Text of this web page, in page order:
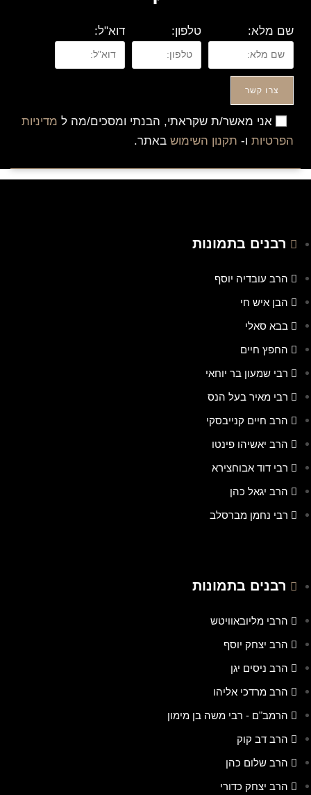
שם מלא: טלפון: דוא"ל:
אני מאשר/ת שקראתי, הבנתי ומסכים/מה ל מדיניות
הפרטיות ו- תקנון השימוש באתר.
צרו קשר
רבנים בתמונות
הרב עובדיה יוסף
הבן איש חי
בבא סאלי
החפץ חיים
רבי שמעון בר יוחאי
רבי מאיר בעל הנס
הרב חיים קנייבסקי
הרב יאשיהו פינטו
רבי דוד אבוחצירא
הרב יגאל כהן
רבי נחמן מברסלב
רבנים בתמונות
הרבי מליובאוויטש
הרב יצחק יוסף
הרב ניסים יגן
הרב מרדכי אליהו
הרמב"ם - רבי משה בן מימון
הרב דב קוק
הרב שלום כהן
הרב יצחק כדורי